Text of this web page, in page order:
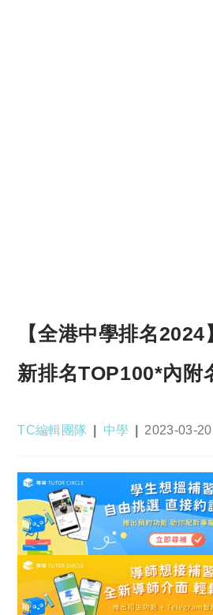
【全港中學排名
新排名TOP100*內附
Post
TC編輯團隊
Post
中學
Post
2023-03-20